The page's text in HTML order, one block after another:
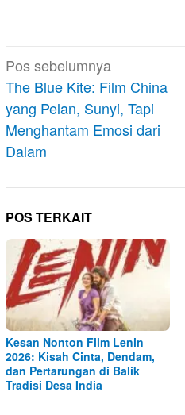
Navigasi
pos
Pos sebelumnya
The Blue Kite: Film China
yang Pelan, Sunyi, Tapi
Menghantam Emosi dari
Dalam
POS TERKAIT
Kesan Nonton Film Lenin
2026: Kisah Cinta, Dendam,
dan Pertarungan di Balik
Tradisi Desa India